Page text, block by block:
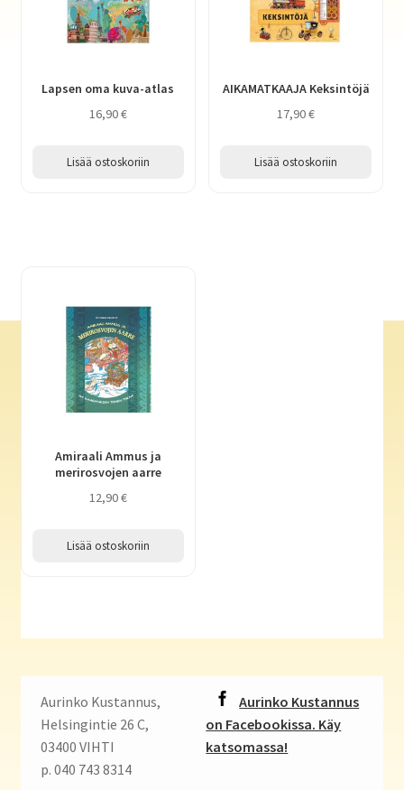
Lapsen oma kuva-atlas
16,90€
Lisää ostoskoriin
AIKAMATKAAJA Keksintöjä
17,90€
Lisää ostoskoriin
Amiraali Ammus ja
merirosvojen aarre
12,90€
Lisää ostoskoriin
Aurinko Kustannus,
Helsingintie 26 C,
03400 VIHTI
p. 040 743 8314
Aurinko Kustannus
on Facebookissa. Käy
katsomassa!